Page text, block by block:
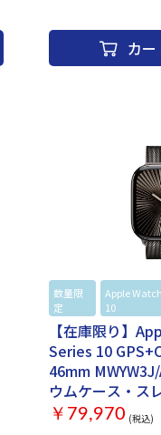
オーシャンバンドサイズ
素材 チタニウム
カー
数量限
定
Apple
10
【在庫限り】
Series 10
46mm
ウムケース・ス
ループ M/L]
￥79,970 (税込)